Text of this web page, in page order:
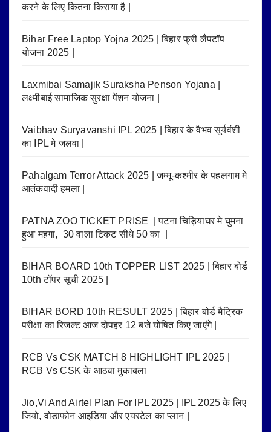
करने के लिए कितना किराया है |
Bihar Free Laptop Yojna 2025 | बिहार फ्री लैपटॉप
योजना 2025 |
Laxmibai Samajik Suraksha Penson Yojana |
लक्ष्मीबाई सामाजिक सुरक्षा पेंशन योजना |
Vaibhav Suryavanshi IPL 2025 | बिहार के वैभव सूर्यवंशी
का IPL मे जलवा |
Pahalgam Terror Attack 2025 | जम्मू-कश्मीर के पहलगाम मे
आतंकवादी हमला |
PATNA ZOO TICKET PRISE | पटना चिड़ियाघर मे घुमना
हुआ महगा, 30 वाला टिकट सीधे 50 का |
BIHAR BOARD 10th TOPPER LIST 2025 | बिहार बोर्ड
10th टॉपर सूची 2025 |
BIHAR BORD 10th RESULT 2025 | बिहार बोर्ड मैट्रिक
परीक्षा का रिजल्ट आज दोपहर 12 बजे घोषित किए जाएंगे |
RCB Vs CSK MATCH 8 HIGHLIGHT IPL 2025 |
RCB Vs CSK के आठवा मुकाबला
Jio,Vi And Airtel Plan For IPL 2025 | IPL 2025 के लिए
जियो, वोडाफोन आइडिया और एयरटेल का प्लान |